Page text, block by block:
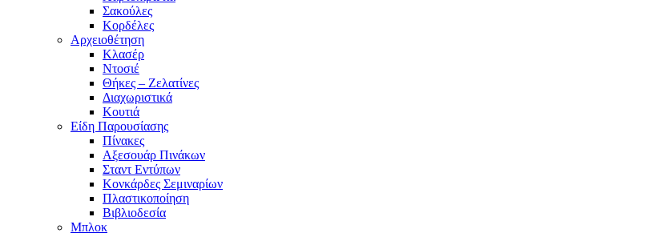
Σακούλες
Κορδέλες
Αρχειοθέτηση
Κλασέρ
Ντοσιέ
Θήκες – Ζελατίνες
Διαχωριστικά
Κουτιά
Είδη Παρουσίασης
Πίνακες
Αξεσουάρ Πινάκων
Σταντ Εντύπων
Κονκάρδες Σεμιναρίων
Πλαστικοποίηση
Βιβλιοδεσία
Μπλοκ